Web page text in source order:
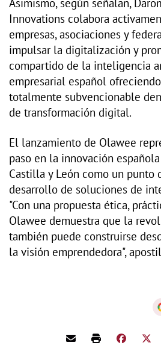
Asimismo, según señalan,
Innovations colabora
empresas, asociaciones y
impulsar la digitalización y
compartido de la inteligencia
empresarial español
totalmente subvencionable
de transformación digital.
El lanzamiento de Olawee
paso en la innovación
Castilla y León como un punto
desarrollo de soluciones de
"Con una propuesta ética,
Olawee demuestra que la
también puede construirse
la visión emprendedora",